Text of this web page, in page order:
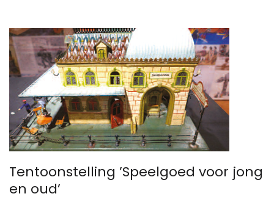
Tentoonstelling ’Speelgoed voor jong
en oud’